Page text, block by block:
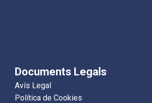
Documents Legals
Avís Legal
Política de Cookies